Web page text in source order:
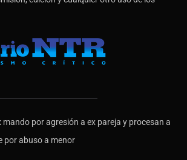
mando por agresión a ex pareja y procesan a
por abuso a menor